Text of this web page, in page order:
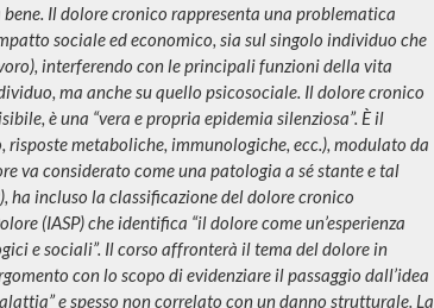
Il dolore cronico rappresenta una problematica
sociale ed economico, sia sul singolo individuo che
interferendo con le principali funzioni della vita
ma anche su quello psicosociale. Il dolore cronico
è una “vera e propria epidemia silenziosa”. È il
metaboliche, immunologiche, ecc.), modulato da
va considerato come una patologia a sé stante e tal
ha incluso la classificazione del dolore cronico
(IASP) che identifica “il dolore come un’esperienza
e sociali”. Il corso affronterà il tema del dolore in
con lo scopo di evidenziare il passaggio dall’idea
e spesso non correlato con un danno strutturale. La